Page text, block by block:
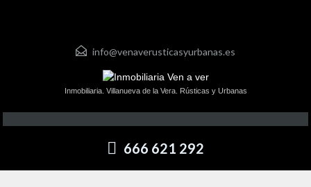
info@venaverusticasyurbanas.es
Inmobiliaria. Villanueva de la Vera. Rústicas y Urbanas
666 621 292